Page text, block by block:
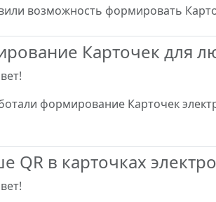
возможность формировать
Карточек для
формирование Карточек
QR в карточках